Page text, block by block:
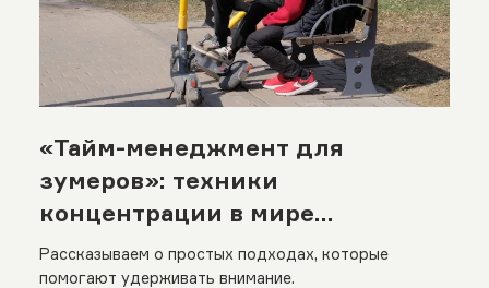
«Тайм-менеджмент для
зумеров»: техники
концентрации в мире
бесконечных уведомлений
Рассказываем о простых подходах, которые
помогают удерживать внимание.